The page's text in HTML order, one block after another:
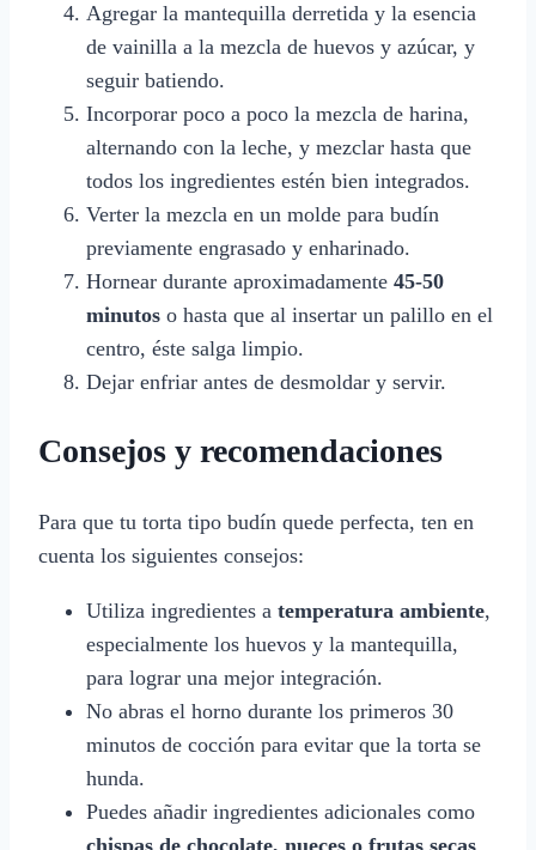
Agregar la mantequilla derretida y la esencia
de vainilla a la mezcla de huevos y azúcar, y
seguir batiendo.
Incorporar poco a poco la mezcla de harina,
alternando con la leche, y mezclar hasta que
todos los ingredientes estén bien integrados.
Verter la mezcla en un molde para budín
previamente engrasado y enharinado.
Hornear durante aproximadamente 45-50
minutos o hasta que al insertar un palillo en el
centro, éste salga limpio.
Dejar enfriar antes de desmoldar y servir.
Consejos y recomendaciones
Para que tu torta tipo budín quede perfecta, ten en
cuenta los siguientes consejos:
Utiliza ingredientes a temperatura ambiente,
especialmente los huevos y la mantequilla,
para lograr una mejor integración.
No abras el horno durante los primeros 30
minutos de cocción para evitar que la torta se
hunda.
Puedes añadir ingredientes adicionales como
chispas de chocolate, nueces o frutas secas